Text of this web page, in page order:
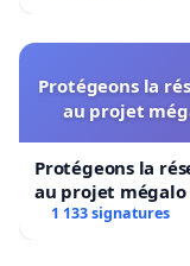
Protégeons la
au projet
Protégeons la
au projet mégalo
1 133 signatures